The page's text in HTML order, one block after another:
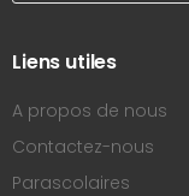
Liens utiles
A propos de nous
Contactez-nous
Parascolaires